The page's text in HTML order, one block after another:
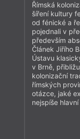
Římská
šíření kultury
od fénické a
pojednali v
především
Článek Jiřího
Ústavu
v Brně,
kolonizační
římských
otázce, jaké
nejspíše